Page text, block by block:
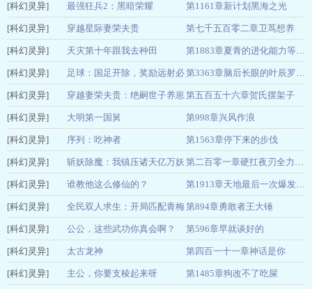
相传丶 04-26
[科幻灵异] 最强狂兵2：黑暗荣耀 第1161章新计划黑海之光
烈焰滔滔 04-26
[科幻灵异] 穿越星际妻荣夫贵 第七千五百零二章卫茑想养
一见我珍 04-26
[科幻灵异] 天灾第十年跟我去种田 第1883章夏青的进化能力等级提升
南极蓝 04-26
[科幻灵异] 足球：国足开除，奖励远射必
进卡
第3363章脑后长眼的叶辰罗伊斯关键进球
不正不 04-26
[科幻灵异] 穿越妻荣夫贵：绝嗣世子养崽 第五百五十六章贺氏摆架子
一见我珍
[科幻灵异] 大明第一国舅 第998章兴风作浪
黑胖的老鼠
[科幻灵异] 序列：吃神者 第1563章停下来的步伐
不要大脑要小
脑
04-25
[科幻灵异] 斩妖除魔：我镇压诸天亿万妖
魔
第二百零一章硬扛夜刃全力一击
杯中酒 04-25
[科幻灵异] 谁教他这么修仙的？ 第1913章天地最后一次爆发性成长
令多情
[科幻灵异] 全民双人求生：开局匹配青梅
女神
第894章勇敢者王大锤
玩小偶
[科幻灵异] 公公，这些武功你真会啊？ 第596章早就谈好的
绝月清空 04-25
[科幻灵异] 太古龙神 第四百一十一章神话是你
月如火
[科幻灵异] 主公，你要支棱起来呀 第1485章狗改不了吃屎